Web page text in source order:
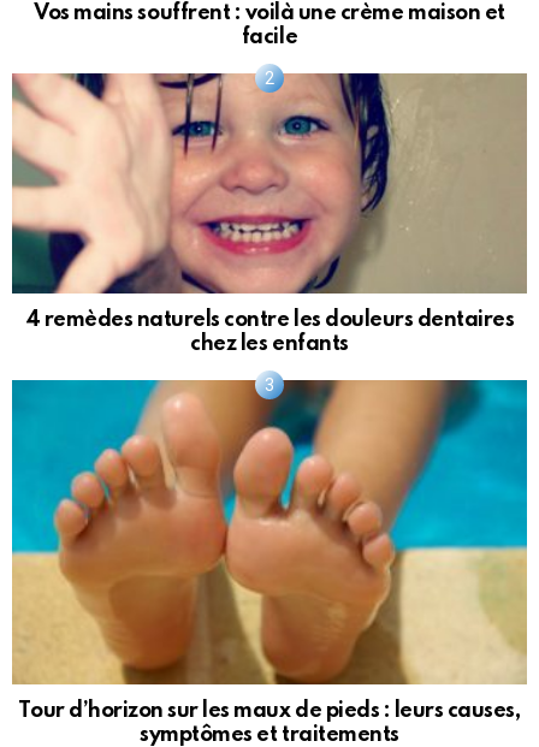
Vos mains souffrent : voilà une crème maison et
facile
4 remèdes naturels contre les douleurs dentaires
chez les enfants
Tour d’horizon sur les maux de pieds : leurs causes,
symptômes et traitements